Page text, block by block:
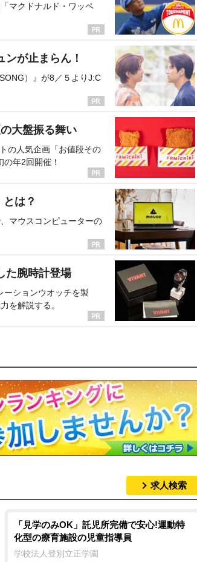
マクドナルド・ワッペ
が止まらん！
）』が8／５よりJ:C
大盤振る舞い
の人気企画「お値段その
年2回開催！
は？
マウスコンピューターの
た腕時計登場
ーションウオッチを製
を解説する。
求人検索
「見学のみOK」託児所完備で安心!運動特
化型の療育施設の児童指導員
学校法人登別立正学園